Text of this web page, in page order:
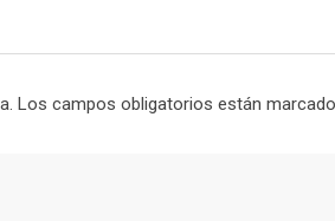
Los campos obligatorios están